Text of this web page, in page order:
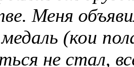
Меня
(кои
не стал,